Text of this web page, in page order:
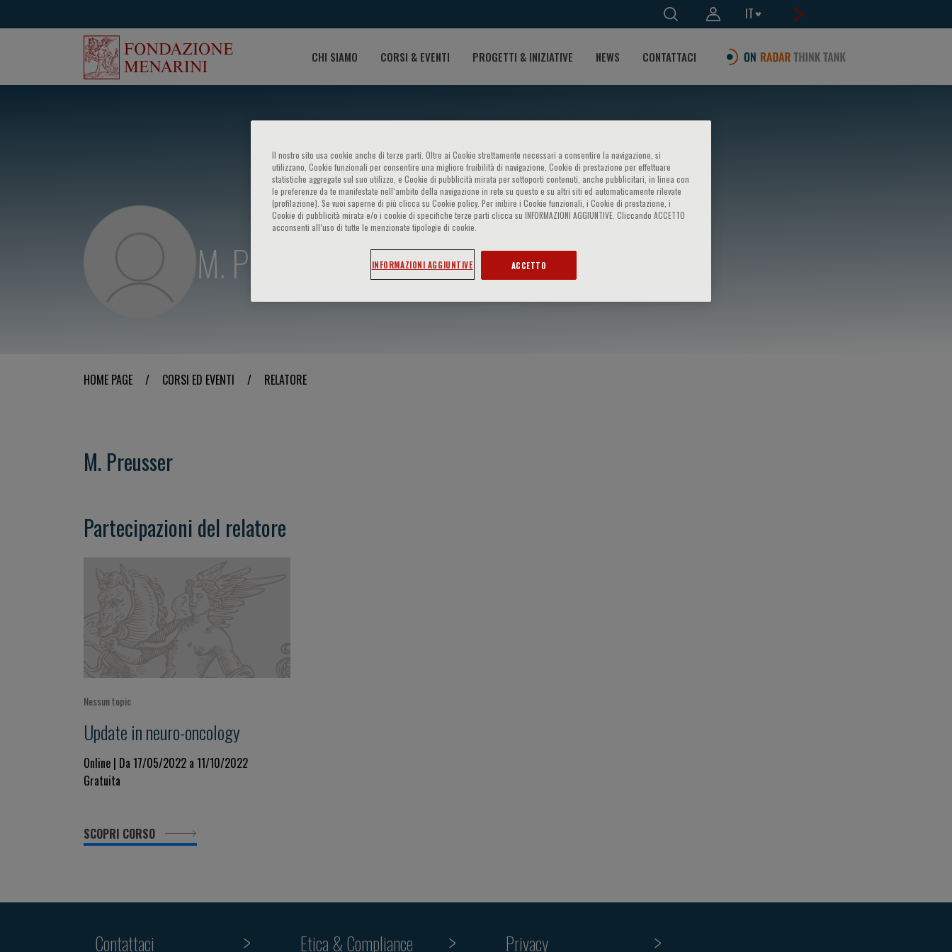
IT
CHI SIAMO CORSI & EVENTI PROGETTI & INIZIATIVE NEWS CONTATTACI
M. Preusser
HOME PAGE / CORSI ED EVENTI / RELATORE
M. Preusser
Partecipazioni del relatore
Nessun topic
Update in neuro-oncology
Online | Da 17/05/2022 a 11/10/2022
Gratuita
SCOPRI CORSO
Contattaci Etica & Compliance Privacy
Il nostro sito usa cookie anche di terze parti. Oltre ai Cookie strettamente necessari a consentire la navigazione, si
utilizzano, Cookie funzionali per consentire una migliore fruibilità di navigazione, Cookie di prestazione per effettuare
statistiche aggregate sul suo utilizzo, e Cookie di pubblicità mirata per sottoporti contenuti, anche pubblicitari, in linea con
le preferenze da te manifestate nell‘ambito della navigazione in rete su questo e su altri siti ed automaticamente rilevate
(profilazione). Se vuoi saperne di più clicca su Cookie policy. Per inibire i Cookie funzionali, i Cookie di prestazione, i
Cookie di pubblicità mirata e/o i cookie di specifiche terze parti clicca su INFORMAZIONI AGGIUNTIVE. Cliccando ACCETTO
acconsenti all’uso di tutte le menzionate tipologie di cookie.
INFORMAZIONI AGGIUNTIVE ACCETTO